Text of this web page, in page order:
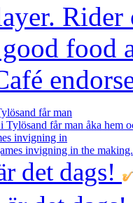
food
får man
invigning in
det dags!